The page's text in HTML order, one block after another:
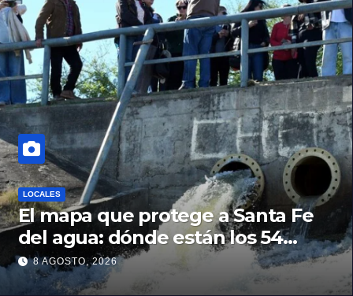
LOCALES
El mapa que protege a Santa Fe
del agua: dónde están los 54
puntos de bombeo
8 AGOSTO, 2026